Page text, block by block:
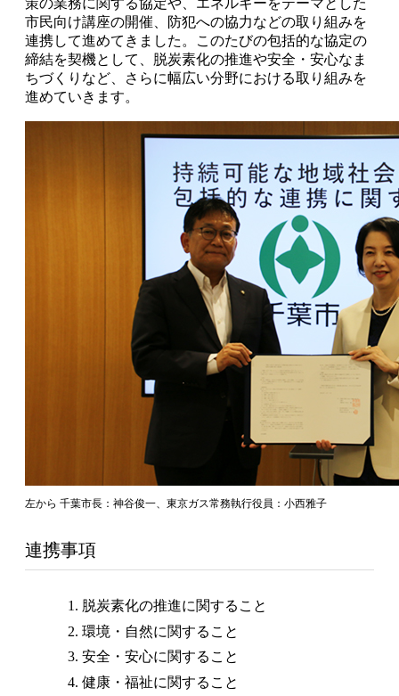
市民向け講座の開催、防犯への協力などの取り組みを
連携して進めてきました。このたびの包括的な協定の
締結を契機として、脱炭素化の推進や安全・安心なま
ちづくりなど、さらに幅広い分野における取り組みを
進めていきます。
左から 千葉市長：神谷俊一、東京ガス常務執行役員：小西雅子
連携事項
脱炭素化の推進に関すること
環境・自然に関すること
安全・安心に関すること
健康・福祉に関すること